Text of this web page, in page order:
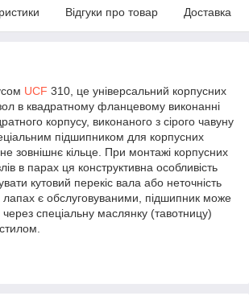
Відгуки про товар Доставка
UCF 310, це універсальний корпусних
в квадратному фланцевому виконанні
корпусу, виконаного з сірого чавуну
підшипником для корпусних
зовнішнє кільце. При монтажі корпусних
в парах ця конструктивна особливість
кутовий перекіс вала або неточність
є обслуговуваними, підшипник може
спеціальну маслянку (тавотницу)